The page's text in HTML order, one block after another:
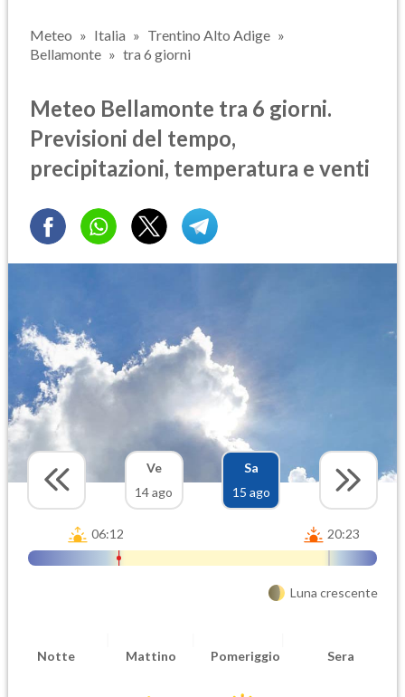
Meteo Italia
Trentino Alto Adige
Bellamonte
tra 6 giorni
Meteo Bellamonte tra 6 giorni.
Previsioni del tempo,
precipitazioni, temperatura e venti
Ve
14 ago
Sa
15 ago
06:12 20:23
Luna crescente
Notte Mattino Pomeriggio Sera